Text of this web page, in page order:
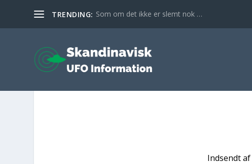
TRENDING: Som om det ikke er slemt nok …
Indsendt af